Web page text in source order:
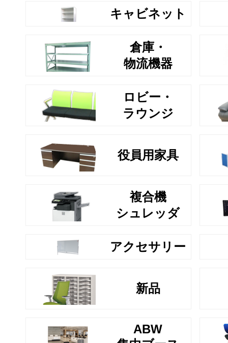
キャビネット
倉庫・
物流機器
ロビー・
ラウンジ
役員用家具
複合機
シュレッダ
アクセサリー
新品
ABW